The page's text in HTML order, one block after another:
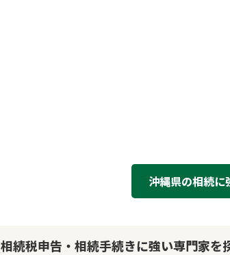
沖縄県の相続に
相続税申告・相続手続きに強い専門家を